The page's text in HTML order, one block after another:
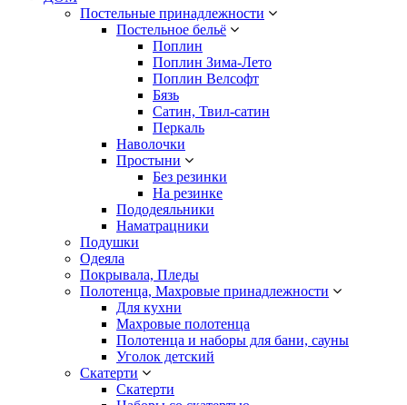
Постельные принадлежности
Постельное бельё
Поплин
Поплин Зима-Лето
Поплин Велсофт
Бязь
Сатин, Твил-сатин
Перкаль
Наволочки
Простыни
Без резинки
На резинке
Пододеяльники
Наматрацники
Подушки
Одеяла
Покрывала, Пледы
Полотенца, Махровые принадлежности
Для кухни
Махровые полотенца
Полотенца и наборы для бани, сауны
Уголок детский
Скатерти
Скатерти